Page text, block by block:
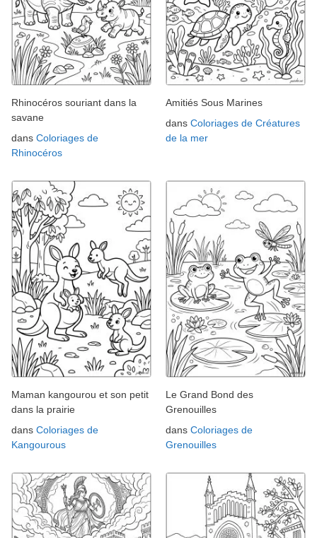
Rhinocéros souriant dans la
savane
dans Coloriages de
Rhinocéros
Amitiés Sous Marines
dans Coloriages de Créatures
de la mer
Maman kangourou et son petit
dans la prairie
dans Coloriages de
Kangourous
Le Grand Bond des
Grenouilles
dans Coloriages de
Grenouilles